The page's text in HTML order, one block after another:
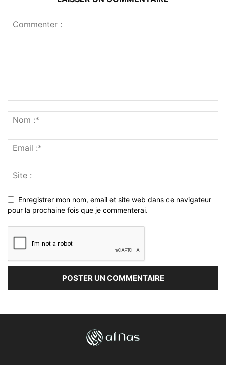
Enregistrer mon nom, email et site web dans ce navigateur
pour la prochaine fois que je commenterai.